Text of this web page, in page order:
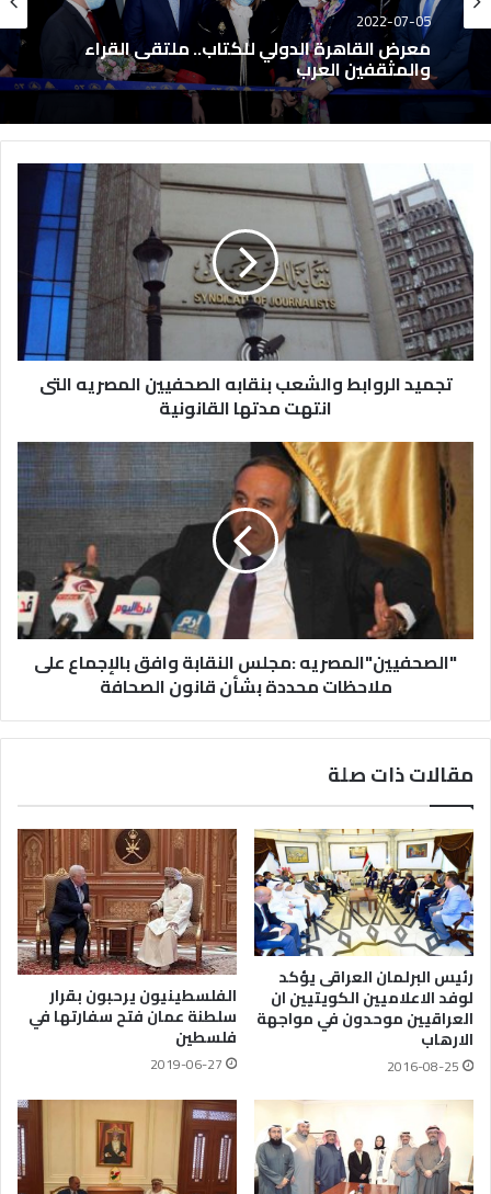
2022-07-05
معرض القاهرة الدولي للكتاب.. ملتقى القراء
والمثقفين العرب
تجميد الروابط والشعب بنقابه الصحفيين المصريه التى
انتهت مدتها القانونية
"الصحفيين"المصريه :مجلس النقابة وافق بالإجماع على
ملاحظات محددة بشأن قانون الصحافة
مقالات ذات صلة
رئيس البرلمان العراقى يؤكد
لوفد الاعلاميين الكويتيين ان
العراقيين موحدون في مواجهة
الارهاب
2016-08-25
الفلسطينيون يرحبون بقرار
سلطنة عمان فتح سفارتها في
فلسطين
2019-06-27